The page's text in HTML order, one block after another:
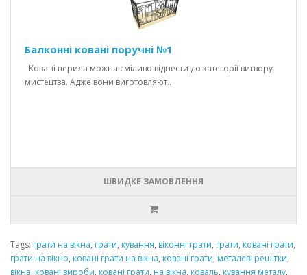
Балконні ковані поручні №1
Ковані перила можна сміливо віднести до категорії витвору
мистецтва. Адже вони виготовляют..
ШВИДКЕ ЗАМОВЛЕННЯ
Tags: грати на вікна, грати, кування, віконні грати, грати, ковані грати,
грати на вікно, ковані грати на вікна, ковані грати, металеві решітки,
вікна, ковані вироби, ковані грати, на вікна, коваль, кування металу,